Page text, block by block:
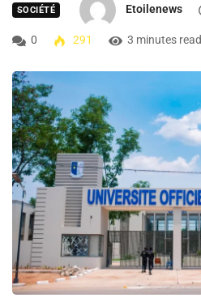
SOCIÉTÉ Etoilenews
0 291 3 minutes read